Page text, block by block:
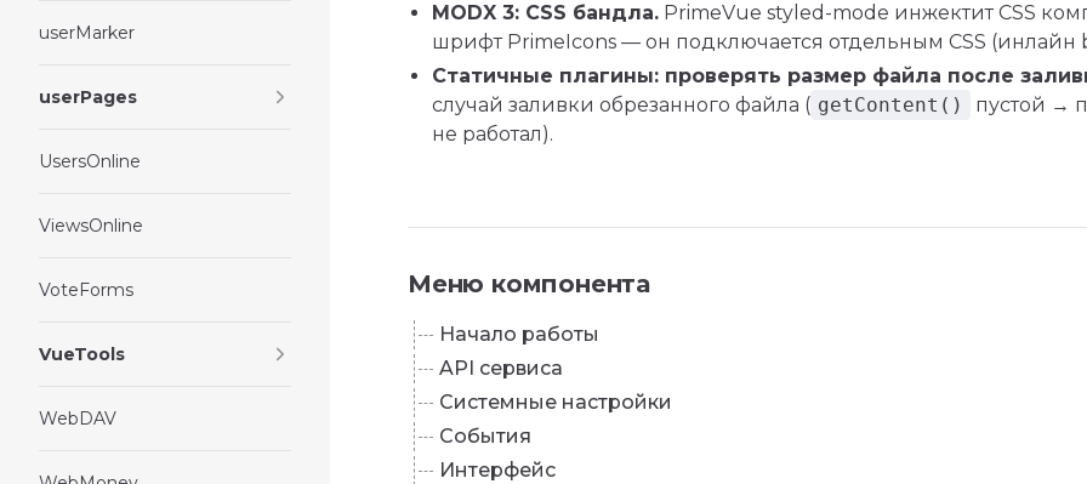
userMarker
userPages
UsersOnline
ViewsOnline
VoteForms
VueTools
WebDAV
MODX 3: CSS бандла. PrimeVue styled-mode инжектит CSS
шрифт PrimeIcons — он подключается отдельным CSS (инлайн
Статичные плагины: проверять размер файла после
случай заливки обрезанного файла ( getContent()
пустой →
не работал).
Меню компонента
Начало работы
API сервиса
Системные настройки
События
Интерфейс